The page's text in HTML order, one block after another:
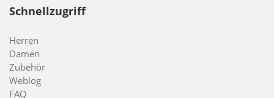
Schnellzugriff
Herren
Damen
Zubehör
Weblog
FAQ